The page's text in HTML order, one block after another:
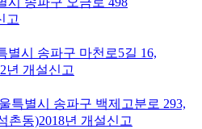
고
별시 송파구 마천로5길 16,
년 개설신고
특별시 송파구 백제고분로 293,
촌동)2018년 개설신고